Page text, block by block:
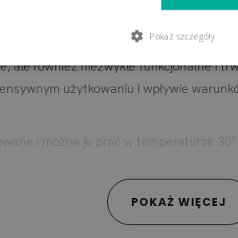
w 100% z Polyester i imponujące
i atrakcyjną estetykę.
ale również niezwykle funkcjonalne i
użytkowaniu i wpływie
i można je prać w temperaturze
oferują doskonałą możliwość
tony, czy żywe, intensywne
POKAŻ WIĘCEJ
Pokaż szczegóły